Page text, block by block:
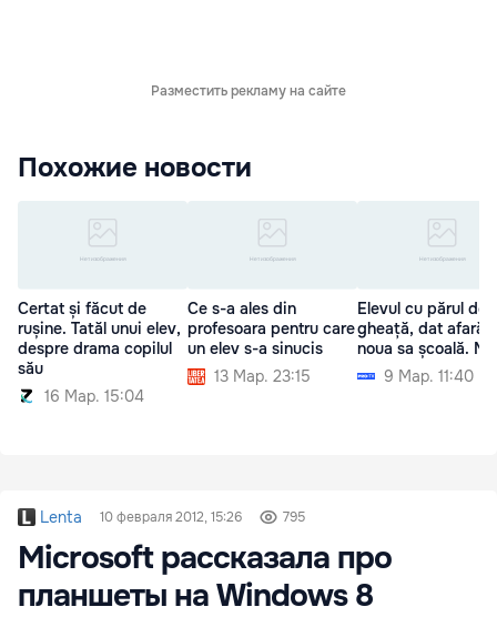
Разместить рекламу на сайте
Похожие новости
Certat și făcut de
rușine. Tatăl unui elev,
despre drama copilul
său
16 Мар. 15:04
Ce s-a ales din
profesoara pentru care
un elev s-a sinucis
13 Мар. 23:15
Elevul cu părul de
gheață, dat afară
noua sa școală.
9 Мар. 11:40
Lenta 10 февраля 2012, 15:26 795
Microsoft рассказала про
планшеты на Windows 8